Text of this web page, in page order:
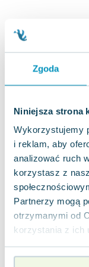
Zgoda
Niniejsza strona
Wykorzystujemy
i reklam, aby
analizować ruch
korzystasz z
Partnerzy mogą
otrzymanymi od
korzystania z ich
Aleksander Puszkin
Oscar Wilde
Małgorzata Ohme
Maddie Ziegler
Joanna Racewicz
Maria Seweryn
Janina Zającówna
Eric Helms
Anna Prus (oprac.)
Nela Mała
Agnieszka Maciąg
Barbara
Virginia Woolf